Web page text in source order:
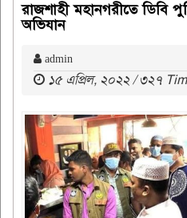
রাজশাহী মহানগরীতে ডিবি
অভিযান
admin
১৫ এপ্রিল, ২০২২ / ৩২৭